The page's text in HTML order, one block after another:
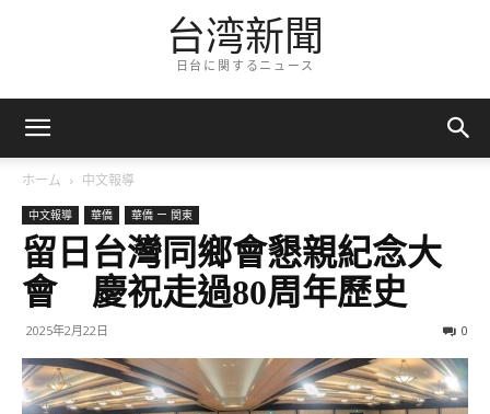
台湾新聞
日台に関するニュース
ホーム 中文報導
中文報導 華僑 華僑 ー 関東
留日台灣同鄉會懇親紀念大
會 慶祝走過80周年歷史
2025年2月22日 0